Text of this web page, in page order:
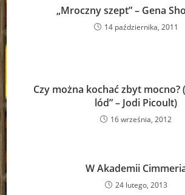
„Mroczny szept” – Gena
14 października, 2011
Czy można kochać zbyt mocno?
lód” – Jodi Picoult)
16 września, 2012
W Akademii
24 lutego, 2013